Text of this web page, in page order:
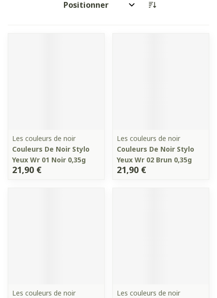
Trier par:
Les couleurs de noir
Couleurs De Noir Stylo
Yeux Wr 01 Noir 0,35g
21,90 €
Les couleurs de noir
Couleurs De Noir Stylo
Yeux Wr 02 Brun 0,35g
21,90 €
Les couleurs de noir
Les couleurs de noir